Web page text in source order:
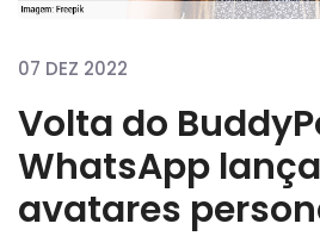
07 DEZ 2022
Volta do
WhatsApp
avatares